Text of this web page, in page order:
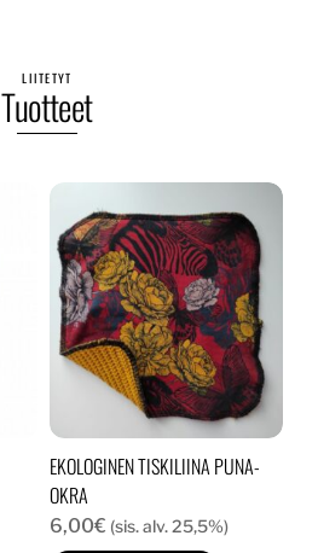
LIITETYT
Tuotteet
EKOLOGINEN TISKILIINA PUNA-
OKRA
6,00€ (sis. alv. 25,5%)